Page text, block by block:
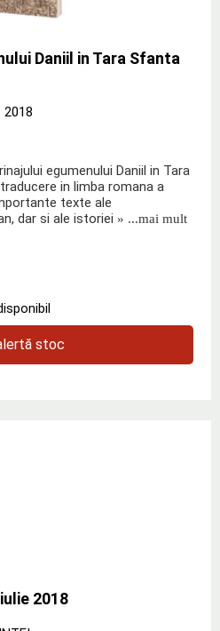
Daniil in Tara Sfanta
2018
egumenului Daniil in Tara
in limba romana a
texte ale
dar si ale istoriei » ...mai mult
stoc
2018